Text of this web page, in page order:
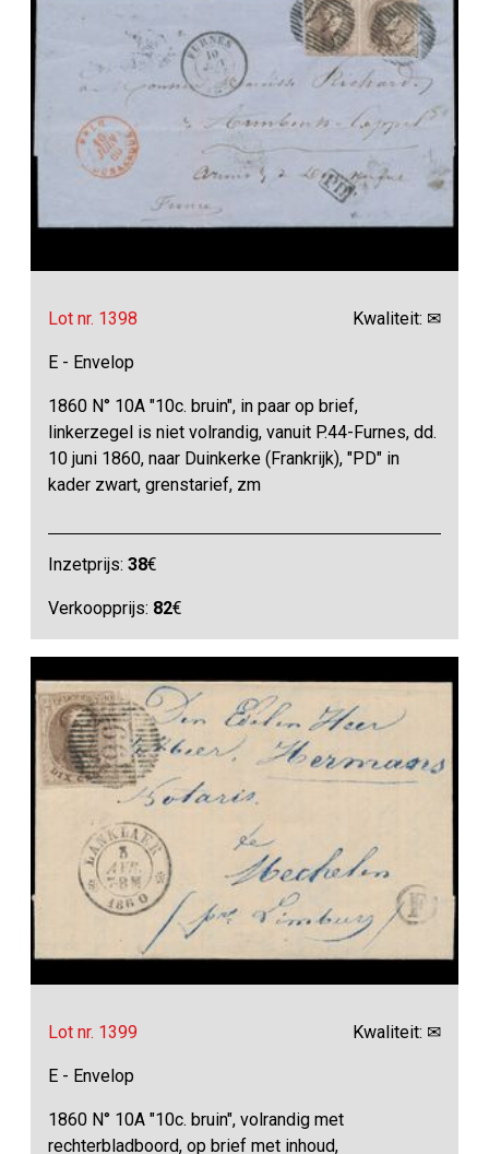
Lot nr. 1398 Kwaliteit: ✉
E - Envelop
1860 N° 10A "10c. bruin", in paar op brief,
linkerzegel is niet volrandig, vanuit P.44-Furnes, dd.
10 juni 1860, naar Duinkerke (Frankrijk), "PD" in
kader zwart, grenstarief, zm
Inzetprijs:38€
Verkoopprijs: 82€
Lot nr. 1399 Kwaliteit: ✉
E - Envelop
1860 N° 10A "10c. bruin", volrandig met
rechterbladboord, op brief met inhoud,